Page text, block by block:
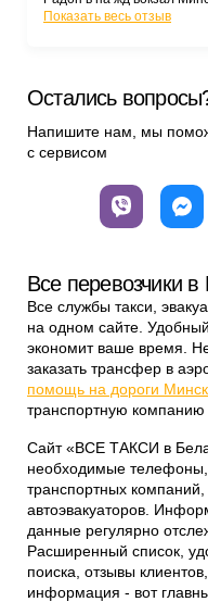
чистая машина. Благодарю.
Показать весь отзыв
Остались
Напишите нам, мы
с сервисом
Все перевозчики в
Все службы такси,
на одном сайте.
экономит ваше время.
заказать трансфер в
помощь на дороги
транспортную компанию
Сайт «ВСЕ ТАКСИ в
необходимые телефоны,
транспортных компаний,
автоэвакуаторов.
данные регулярно
Расширенный список,
поиска, отзывы
информация - вот